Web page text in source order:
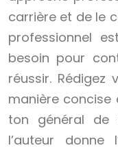
carrière et de le
professionnel
besoin pour
réussir.
manière concise
ton général
l’auteur donne